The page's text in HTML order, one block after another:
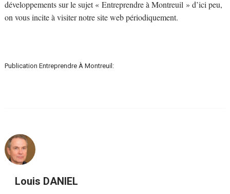
développements sur le sujet « Entreprendre à Montreuil » d’ici peu,
on vous incite à visiter notre site web périodiquement.
Publication Entreprendre À Montreuil:
Louis DANIEL